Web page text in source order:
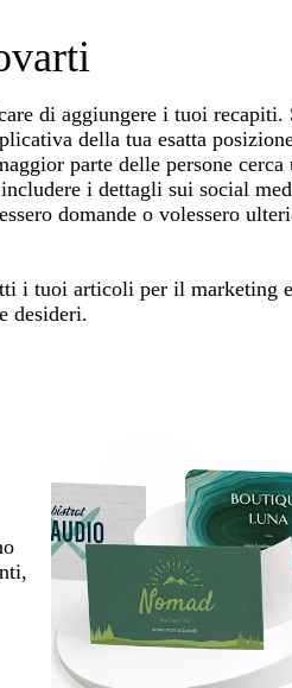
di aggiungere i tuoi recapiti.
della tua esatta
parte delle persone
i dettagli sui social
domande o volessero
i tuoi articoli per il marketing
desideri.